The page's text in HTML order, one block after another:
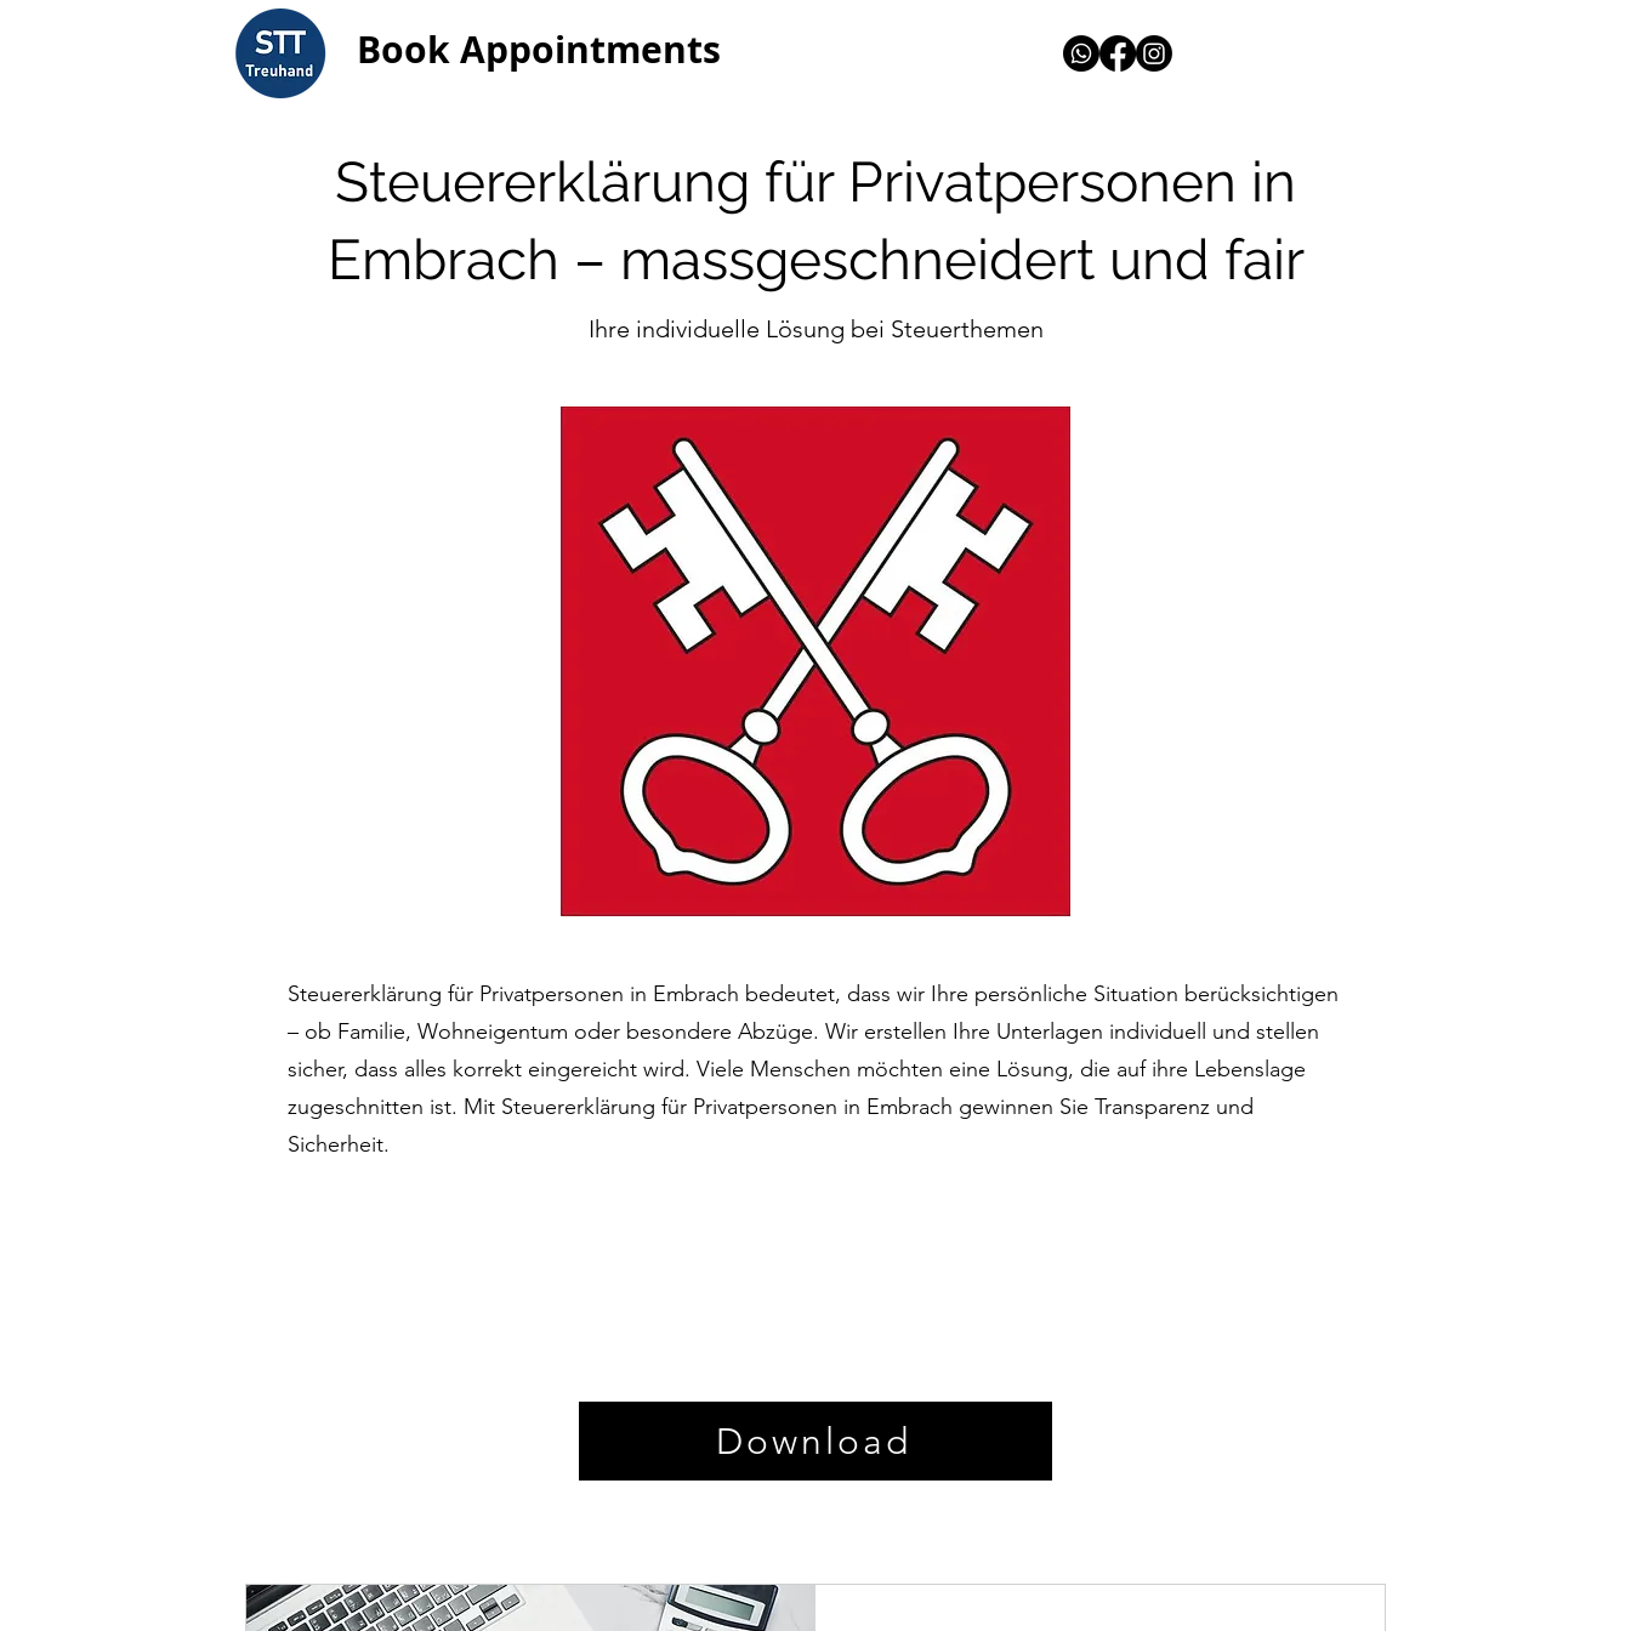
Book Appointments
Steuererklärung für Privatpersonen in
Embrach – massgeschneidert und fair
Ihre individuelle Lösung bei Steuerthemen
Steuererklärung für Privatpersonen in Embrach bedeutet, dass wir Ihre persönliche Situation berücksichtigen
– ob Familie, Wohneigentum oder besondere Abzüge. Wir erstellen Ihre Unterlagen individuell und stellen
sicher, dass alles korrekt eingereicht wird. Viele Menschen möchten eine Lösung, die auf ihre Lebenslage
zugeschnitten ist. Mit Steuererklärung für Privatpersonen in Embrach gewinnen Sie Transparenz und
Sicherheit.
Download